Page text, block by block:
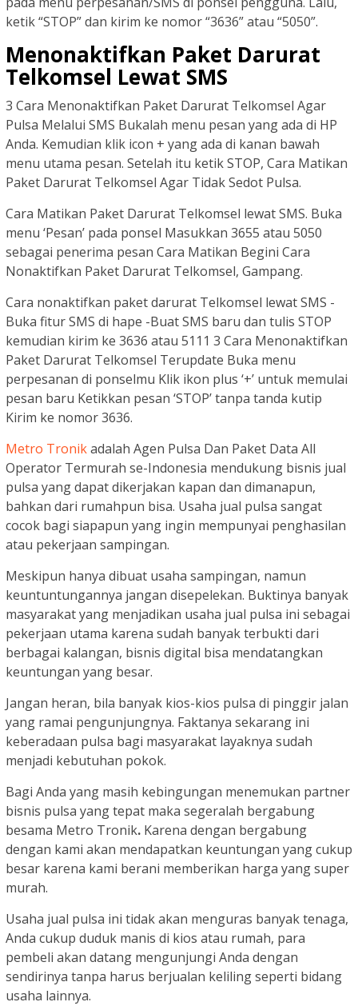
ketik “STOP” dan kirim ke nomor “3636” atau “5050”.
Menonaktifkan Paket Darurat
Telkomsel Lewat SMS
3 Cara Menonaktifkan Paket Darurat Telkomsel Agar
Pulsa Melalui SMS Bukalah menu pesan yang ada di HP
Anda. Kemudian klik icon + yang ada di kanan bawah
menu utama pesan. Setelah itu ketik STOP, Cara Matikan
Paket Darurat Telkomsel Agar Tidak Sedot Pulsa.
Cara Matikan Paket Darurat Telkomsel lewat SMS. Buka
menu ‘Pesan’ pada ponsel Masukkan 3655 atau 5050
sebagai penerima pesan Cara Matikan Begini Cara
Nonaktifkan Paket Darurat Telkomsel, Gampang.
Cara nonaktifkan paket darurat Telkomsel lewat SMS -
Buka fitur SMS di hape -Buat SMS baru dan tulis STOP
kemudian kirim ke 3636 atau 5111 3 Cara Menonaktifkan
Paket Darurat Telkomsel Terupdate Buka menu
perpesanan di ponselmu Klik ikon plus ‘+’ untuk memulai
pesan baru Ketikkan pesan ‘STOP’ tanpa tanda kutip
Kirim ke nomor 3636.
Metro Tronikadalah Agen Pulsa Dan Paket Data All
Operator Termurah se-Indonesia mendukung bisnis jual
pulsa yang dapat dikerjakan kapan dan dimanapun,
bahkan dari rumahpun bisa. Usaha jual pulsa sangat
cocok bagi siapapun yang ingin mempunyai penghasilan
atau pekerjaan sampingan.
Meskipun hanya dibuat usaha sampingan, namun
keuntuntungannya jangan disepelekan. Buktinya banyak
masyarakat yang menjadikan usaha jual pulsa ini sebagai
pekerjaan utama karena sudah banyak terbukti dari
berbagai kalangan, bisnis digital bisa mendatangkan
keuntungan yang besar.
Jangan heran, bila banyak kios-kios pulsa di pinggir jalan
yang ramai pengunjungnya. Faktanya sekarang ini
keberadaan pulsa bagi masyarakat layaknya sudah
menjadi kebutuhan pokok.
Bagi Anda yang masih kebingungan menemukan partner
bisnis pulsa yang tepat maka segeralah bergabung
besama Metro Tronik. Karena dengan bergabung
dengan kami akan mendapatkan keuntungan yang cukup
besar karena kami berani memberikan harga yang super
murah.
Usaha jual pulsa ini tidak akan menguras banyak tenaga,
Anda cukup duduk manis di kios atau rumah, para
pembeli akan datang mengunjungi Anda dengan
sendirinya tanpa harus berjualan keliling seperti bidang
usaha lainnya.